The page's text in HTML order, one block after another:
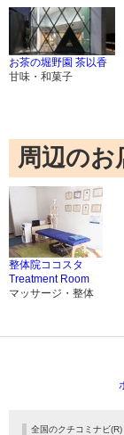
お茶の堀野園 茶以香
甘味・和菓子
周辺のお
整体院ココスタ
Treatment Room
マッサージ・整体
全国のクチコミナビ(R)